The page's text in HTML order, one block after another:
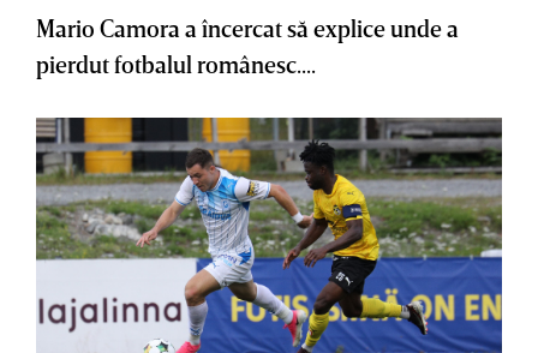
Mario Camora a încercat să explice unde a
pierdut fotbalul românesc....